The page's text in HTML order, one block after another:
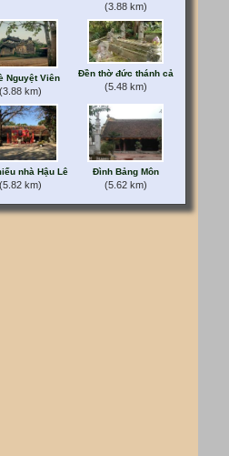
(3.88 km)
Nguyệt Viên
(3.88 km)
Đền thờ đức thánh cả
(5.48 km)
nhà Hậu Lê
(5.82 km)
Đình Bảng Môn
(5.62 km)